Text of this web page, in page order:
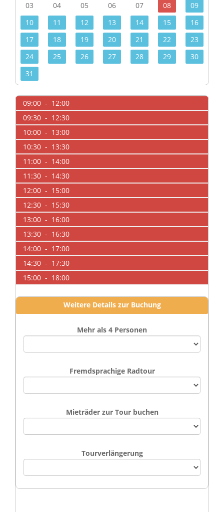
03
04 05 06 07 08
09
10
11 12 13 14 15
16
17
18 19 20 21 22
23
24
25 26 27 28 29
30
31
09:00 - 12:00
09:30 - 12:30
10:00 - 13:00
10:30 - 13:30
11:00 - 14:00
11:30 - 14:30
12:00 - 15:00
12:30 - 15:30
13:00 - 16:00
13:30 - 16:30
14:00 - 17:00
14:30 - 17:30
15:00 - 18:00
Weitere Details zur Buchung
Mehr als 4 Personen
Fremdsprachige Radtour
Mieträder zur Tour buchen
Tourverlängerung